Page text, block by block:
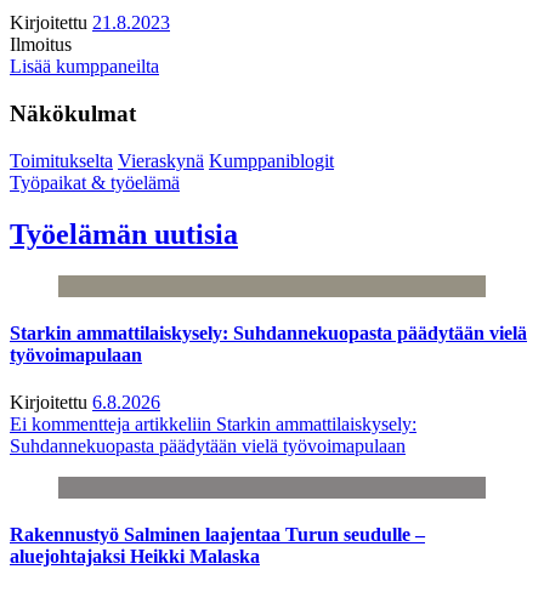
Kirjoitettu 21.8.2023
Ilmoitus
Lisää kumppaneilta
Näkökulmat
Toimitukselta Vieraskynä Kumppaniblogit
Työpaikat & työelämä
Työelämän uutisia
Starkin ammattilaiskysely: Suhdannekuopasta päädytään vielä
työvoimapulaan
Kirjoitettu 6.8.2026
Ei kommentteja artikkeliin Starkin ammattilaiskysely:
Suhdannekuopasta päädytään vielä työvoimapulaan
Rakennustyö Salminen laajentaa Turun seudulle –
aluejohtajaksi Heikki Malaska